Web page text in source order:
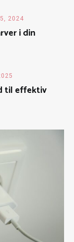
2024
i din
til effektiv